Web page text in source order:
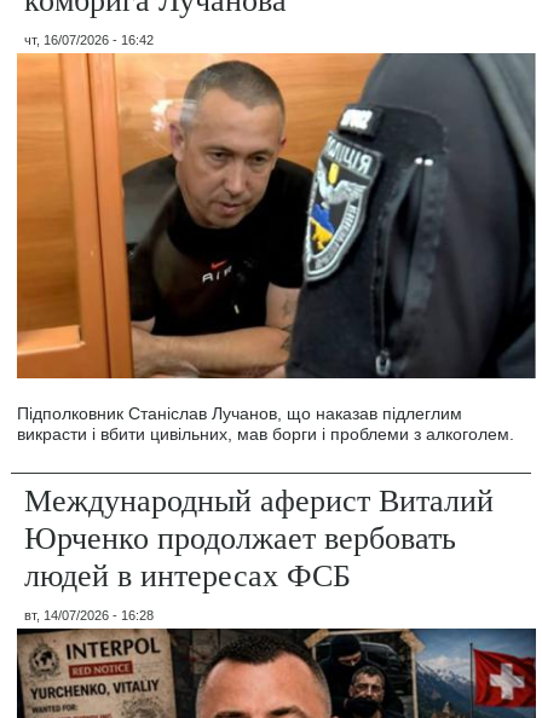
чт, 16/07/2026 - 16:42
Підполковник Станіслав Лучанов, що наказав підлеглим
викрасти і вбити цивільних, мав борги і проблеми з алкоголем.
Международный аферист Виталий
Юрченко продолжает вербовать
людей в интересах ФСБ
вт, 14/07/2026 - 16:28